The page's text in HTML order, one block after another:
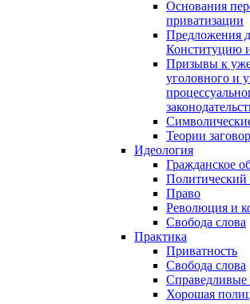
Основания
приватизации
Предложения
Конституцию
Призывы к
уголовного и
Теории
Идеология
Гражданское
Право
Революция и
Свобода слова
Практика
Приватность
Свобода слова
Хорошая